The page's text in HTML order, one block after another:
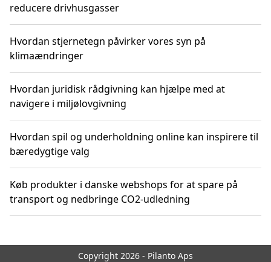
reducere drivhusgasser
Hvordan stjernetegn påvirker vores syn på
klimaændringer
Hvordan juridisk rådgivning kan hjælpe med at
navigere i miljølovgivning
Hvordan spil og underholdning online kan inspirere til
bæredygtige valg
Køb produkter i danske webshops for at spare på
transport og nedbringe CO2-udledning
Copyright 2026 - Pilanto Aps